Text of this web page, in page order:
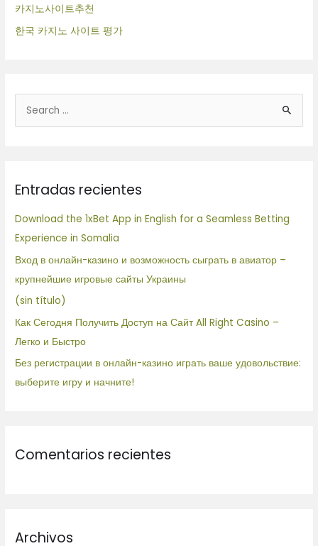
카지노사이트추천
한국 카지노 사이트 평가
u
a
r
:
Entradas recientes
Download the 1xBet App in English for a Seamless Betting
Experience in Somalia
Вход в онлайн-казино и возможность сыграть в авиатор –
крупнейшие игровые сайты Украины
(sin título)
Как Сегодня Получить Доступ на Сайт All Right Casino –
Легко и Быстро
Без регистрации в онлайн-казино играть ваше удовольствие:
выберите игру и начните!
Comentarios recientes
Archivos